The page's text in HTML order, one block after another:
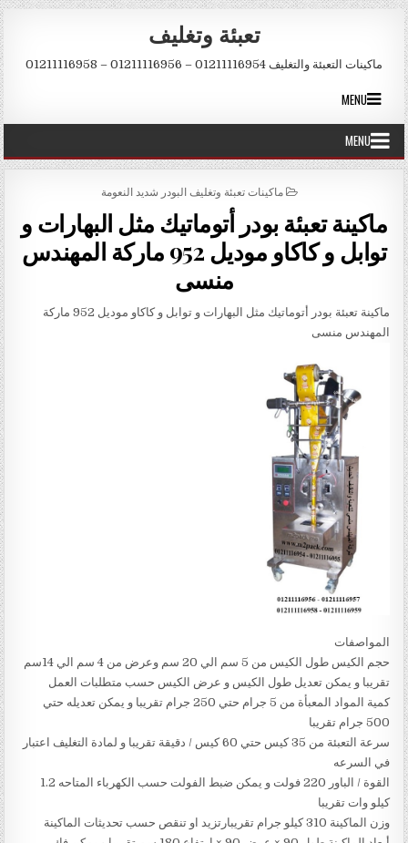
Skip to content
تعبئة وتغليف
ماكينات التعبئة والتغليف 01211116954 – 01211116956 – 01211116958
MENU
MENU
POSTED IN
ماكينات تعبئة وتغليف البودر شديد النعومة
ماكينة تعبئة بودر أتوماتيك مثل البهارات و
توابل و كاكاو موديل 952 ماركة المهندس
منسى
ماكينة تعبئة بودر أتوماتيك مثل البهارات و توابل و كاكاو موديل 952 ماركة
المهندس منسى
المواصفات
حجم الكيس طول الكيس من 5 سم الي 20 سم وعرض من 4 سم الي 14سم
تقريبا و يمكن تعديل طول الكيس و عرض الكيس حسب متطلبات العمل
كمية المواد المعبأة من 5 جرام حتي 250 جرام تقريبا و يمكن تعديله حتي
500 جرام تقريبا
سرعة التعبئة من 35 كيس حتي 60 كيس / دقيقة تقريبا و لمادة التغليف اعتبار
في السرعه
القوة / الباور 220 فولت و يمكن ضبط الفولت حسب الكهرباء المتاحه 1.2
كيلو وات تقريبا
وزن الماكينة 310 كيلو جرام تقريبارتزيد او تنقص حسب تحديثات الماكينة